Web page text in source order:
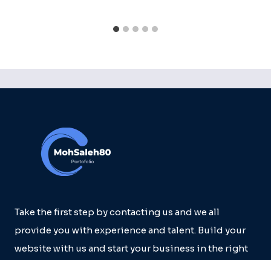
Take the first step by contacting us and we all
provide you with experience and talent. Build your
website with us and start your business in the right